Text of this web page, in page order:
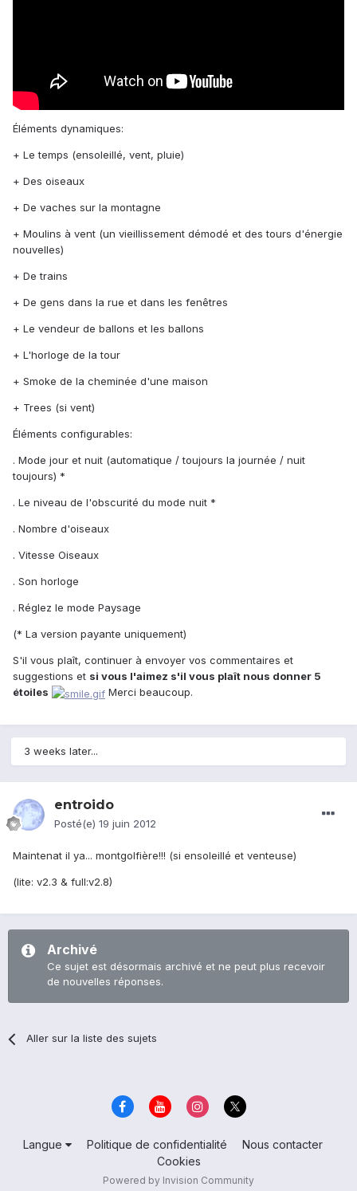
Éléments dynamiques:
+ Le temps (ensoleillé, vent, pluie)
+ Des oiseaux
+ De vaches sur la montagne
+ Moulins à vent (un vieillissement démodé et des tours d'énergie
nouvelles)
+ De trains
+ De gens dans la rue et dans les fenêtres
+ Le vendeur de ballons et les ballons
+ L'horloge de la tour
+ Smoke de la cheminée d'une maison
+ Trees (si vent)
Éléments configurables:
. Mode jour et nuit (automatique / toujours la journée / nuit
toujours) *
. Le niveau de l'obscurité du mode nuit *
. Nombre d'oiseaux
. Vitesse Oiseaux
. Son horloge
. Réglez le mode Paysage
(* La version payante uniquement)
S'il vous plaît, continuer à envoyer vos commentaires et
suggestions et si vous l'aimez s'il vous plaît nous donner 5
étoiles
Merci beaucoup.
3 weeks later...
entroido
Posté(e) 19 juin 2012
Maintenat il ya... montgolfière!!! (si ensoleillé et venteuse)
(lite: v2.3 & full:v2.8)
Archivé
Ce sujet est désormais archivé et ne peut plus recevoir
de nouvelles réponses.
Aller sur la liste des sujets
Langue Politique de confidentialité
Nous contacter
Cookies
Powered by Invision Community